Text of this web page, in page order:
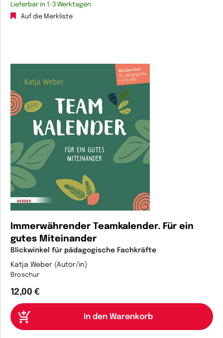
Lieferbar in 1-3 Werktagen
Auf die Merkliste
Immerwährender Teamkalender. Für ein
gutes Miteinander
Blickwinkel für pädagogische Fachkräfte
Katja Weber (Autor/in)
Broschur
12,00 €